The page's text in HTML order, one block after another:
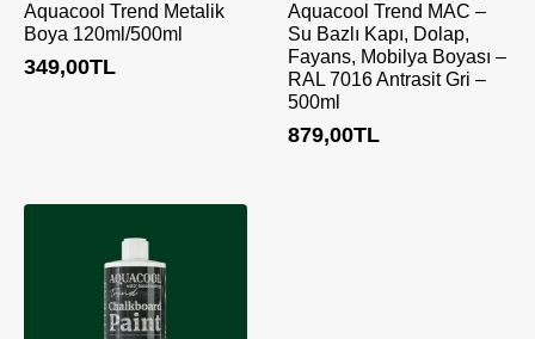
Aquacool Trend Metalik
Boya 120ml/500ml
349,00TL
Aquacool Trend MAC –
Su Bazlı Kapı, Dolap,
Fayans, Mobilya Boyası –
RAL 7016 Antrasit Gri –
500ml
879,00TL